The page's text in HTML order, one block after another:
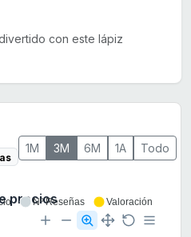
con este lápiz
1M 3M 6M 1A Todo
precios
Nº Reseñas Valoración